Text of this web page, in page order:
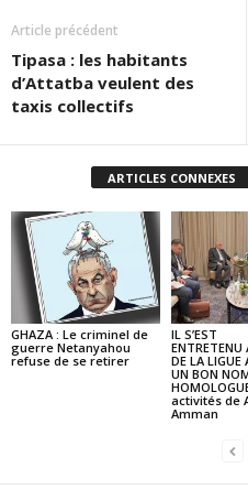
Article précédent
Tipasa : les habitants
d’Attatba veulent des
taxis collectifs
ARTICLES CONNEXES
GHAZA : Le criminel de
guerre Netanyahou
refuse de se retirer
IL S’EST
ENTRETENU
DE LA LIGUE
UN BON
activités de
Amman